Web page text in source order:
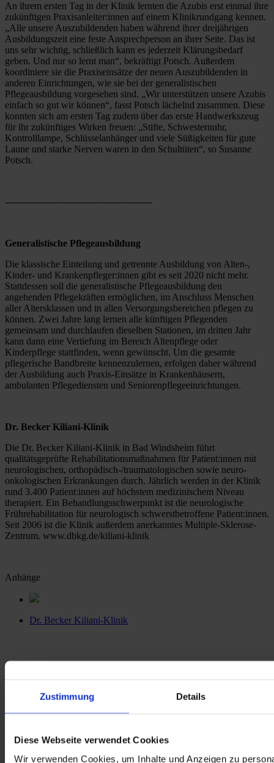
Zustimmung Details
Diese Webseite verwendet Cookies
Wir verwenden Cookies, um Inhalte und Anzeigen zu
An ihrem ersten Tag in der Klinik lernten die Azubis erst einmal ihre
zukünftigen Praxisanleiter:innen auf einem Klinikrundgang kennen.
„Alle unsere Auszubildenden haben während ihrer dreijährigen
Ausbildungszeit eine feste Ansprechperson an ihrer Seite. Das ist
uns sehr wichtig, schließlich kann es jederzeit Klärungsbedarf
geben. Und nur so lernt man“, bekräftigt Potsch. Außerdem
koordiniere sie die Praxiseinsätze der neuen Auszubildenden in
anderen Einrichtungen, wie sie bei der generalistischen
Pflegeausbildung vorgesehen sind. „Wir unterstützen unsere Azubis
einfach so gut wir können“, fasst Potsch lächelnd zusammen. Diese
konnten sich am ersten Tag zudem über das erste Handwerkszeug
für ihr zukünftiges Wirken freuen: „Stifte, Schwesternuhr,
Kontrolllampe, Schlüsselanhänger und viele Süßigkeiten für gute
Laune und starke Nerven waren in den Schultüten“, so Susanne
Potsch.
------------------------------------------------
Generalistische Pflegeausbildung
Die klassische Einteilung und getrennte Ausbildung von Alten-,
Kinder- und Krankenpfleger:innen gibt es seit 2020 nicht mehr.
Stattdessen soll die generalistische Pflegeausbildung den
angehenden Pflegekräften ermöglichen, im Anschluss Menschen
aller Altersklassen und in allen Versorgungsbereichen pflegen zu
können. Zwei Jahre lang lernen alle künftigen Pflegenden
gemeinsam und durchlaufen dieselben Stationen, im dritten Jahr
kann dann eine Vertiefung im Bereich Altenpflege oder
Kinderpflege stattfinden, wenn gewünscht. Um die gesamte
pflegerische Bandbreite kennenzulernen, erfolgen daher während
der Ausbildung auch Praxis-Einsätze in Krankenhäusern,
ambulanten Pflegediensten und Seniorenpflegeeinrichtungen.
Dr. Becker Kiliani-Klinik
Die Dr. Becker Kiliani-Klinik in Bad Windsheim führt
qualitätsgeprüfte Rehabilitationsmaßnahmen für Patient:innen mit
neurologischen, orthopädisch-/traumatologischen sowie neuro-
onkologischen Erkrankungen durch. Jährlich werden in der Klinik
rund 3.400 Patient:innen auf höchstem medizinischem Niveau
therapiert. Ein Behandlungsschwerpunkt ist die neurologische
Frührehabilitation für neurologisch schwerstbetroffene Patient:innen.
Seit 2006 ist die Klinik außerdem anerkanntes Multiple-Sklerose-
Zentrum. www.dbkg.de/kiliani-klinik
Anhänge
Dr. Becker Kiliani-Klinik